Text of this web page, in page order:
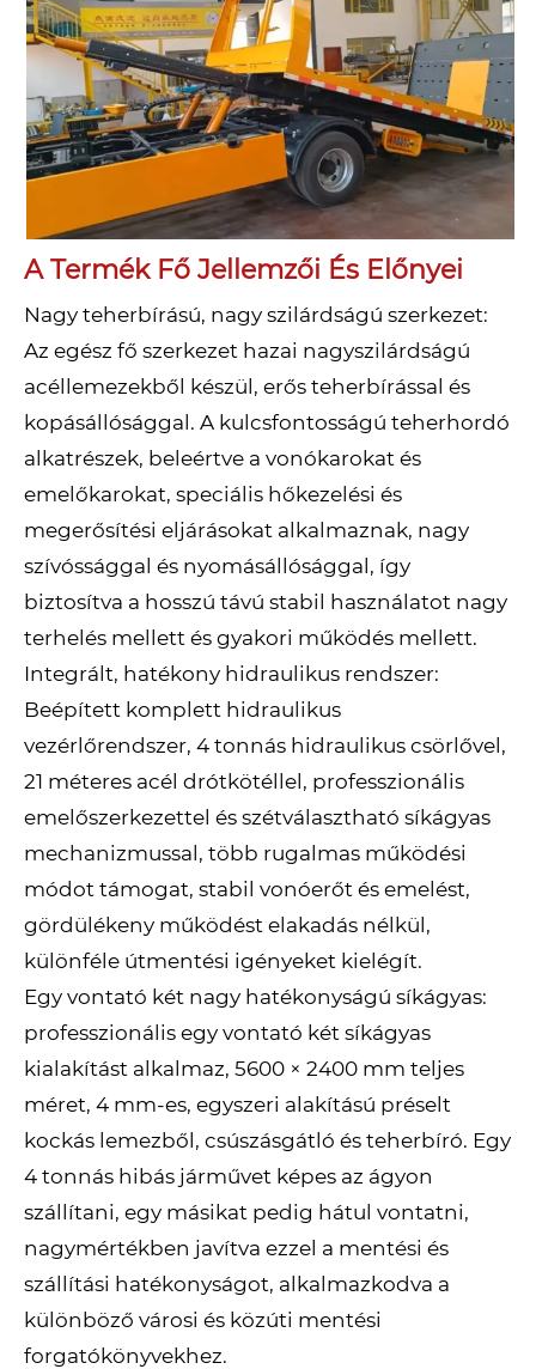
A Termék Fő Jellemzői És Előnyei
Nagy teherbírású, nagy szilárdságú szerkezet:
Az egész fő szerkezet hazai nagyszilárdságú
acéllemezekből készül, erős teherbírással és
kopásállósággal. A kulcsfontosságú teherhordó
alkatrészek, beleértve a vonókarokat és
emelőkarokat, speciális hőkezelési és
megerősítési eljárásokat alkalmaznak, nagy
szívóssággal és nyomásállósággal, így
biztosítva a hosszú távú stabil használatot nagy
terhelés mellett és gyakori működés mellett.
Integrált, hatékony hidraulikus rendszer:
Beépített komplett hidraulikus
vezérlőrendszer, 4 tonnás hidraulikus csörlővel,
21 méteres acél drótkötéllel, professzionális
emelőszerkezettel és szétválasztható síkágyas
mechanizmussal, több rugalmas működési
módot támogat, stabil vonóerőt és emelést,
gördülékeny működést elakadás nélkül,
különféle útmentési igényeket kielégít.
Egy vontató két nagy hatékonyságú síkágyas:
professzionális egy vontató két síkágyas
kialakítást alkalmaz, 5600 × 2400 mm teljes
méret, 4 mm-es, egyszeri alakítású préselt
kockás lemezből, csúszásgátló és teherbíró. Egy
4 tonnás hibás járművet képes az ágyon
szállítani, egy másikat pedig hátul vontatni,
nagymértékben javítva ezzel a mentési és
szállítási hatékonyságot, alkalmazkodva a
különböző városi és közúti mentési
forgatókönyvekhez.